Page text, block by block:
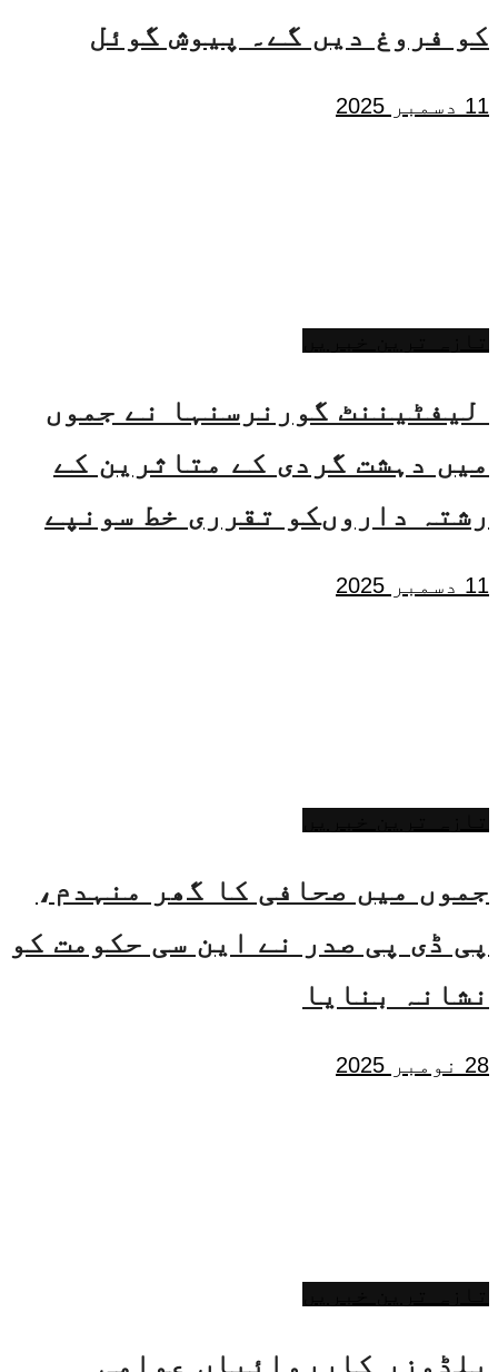
کو فروغ دیں گے۔ پیوش گوئل
11 دسمبر 2025
لیفٹیننٹ گورنرسنہا نے جموں
میں دہشت گردی کے متاثرین کے
رشتہ داروںکو تقرری خط سونپے
11 دسمبر 2025
جموں میں صحافی کا گھر منہدم،
پی ڈی پی صدر نے این سی حکومت کو
نشانہ بنایا
28 نومبر 2025
بلڈوزر کارروائیاں عوامی